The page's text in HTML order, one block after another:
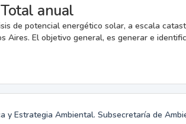
anual
de potencial energético solar, a escala
Aires. El objetivo general, es generar e
y Estrategia Ambiental. Subsecretaría de